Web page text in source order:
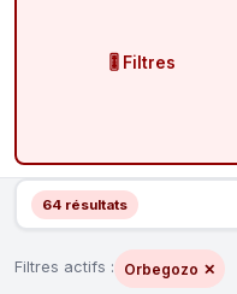
🎚️ Filtres
64 résultats
Filtres actifs : Orbegozo ✕